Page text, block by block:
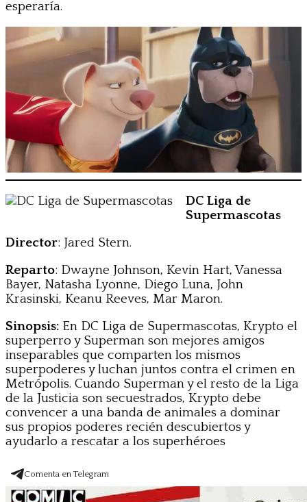
esperaría.
DC Liga de
Supermascotas
Director: Jared Stern.
Reparto: Dwayne Johnson, Kevin Hart, Vanessa
Bayer, Natasha Lyonne, Diego Luna, John
Krasinski, Keanu Reeves, Mar Maron.
Sinopsis: En DC Liga de Supermascotas, Krypto el
superperro y Superman son mejores amigos
inseparables que comparten los mismos
superpoderes y luchan juntos contra el crimen en
Metrópolis. Cuando Superman y el resto de la Liga
de la Justicia son secuestrados, Krypto debe
convencer a una banda de animales a dominar
sus propios poderes recién descubiertos y
ayudarlo a rescatar a los superhéroes
Comenta en Telegram